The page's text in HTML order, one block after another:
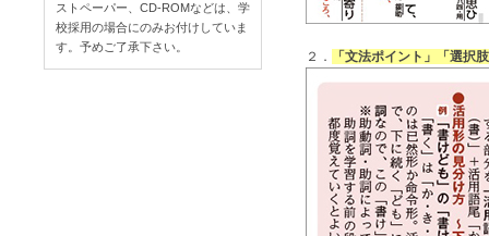
２． 「文法ポイント」「選択
ストペーパー、CD-ROMなどは、学
校採用の場合にのみお付けしていま
す。予めご了承下さい。